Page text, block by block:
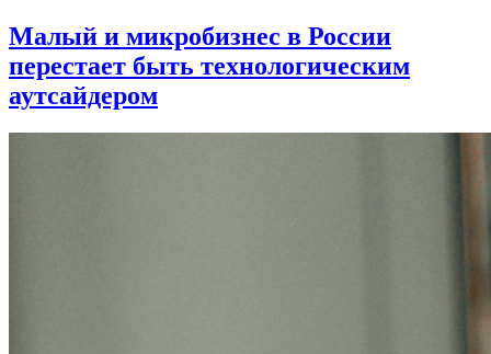
Малый и микробизнес в России
перестает быть технологическим
аутсайдером